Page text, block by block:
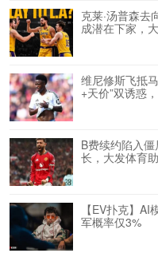
克莱·汤普森去
成潜在下家，
维尼修斯飞抵
+天价”双诱惑
B费续约陷入
长，大发体育
【EV扑克】
军概率仅3%